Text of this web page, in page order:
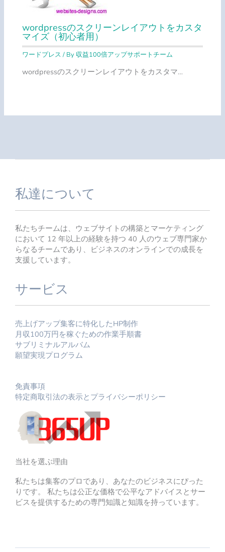
wordpressのスクリーンレイアウトをカスタ
マイズ（初心者用）
ワードプレス / By 収益100倍アップサポートチーム
wordpressのスクリーンレイアウトをカスタマ…
私達について
私たちチームは、ウェブサイトの構築とマーケティング
において 12 年以上の経験を持つ 40 人のウェブ専門家か
らなるチームであり、ビジネスのオンラインでの成長を
支援しています。
サービス
売上げアップ集客に特化したHP制作
月収100万円を稼ぐための作業手順書
サブリミナルアルバム
願望実現プログラム
免責事項
特定商取引法の表示とプライバシーポリシー
当社を選ぶ理由
私たちは集客のプロであり、あなたのビジネスにぴった
りです。 私たちは公正な価格で公平なアドバイスとサー
ビスを提供するための専門知識と知識を持っています。